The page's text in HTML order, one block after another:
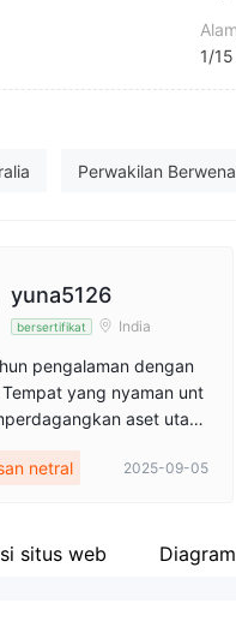
1/
Perwakilan
yuna5126
bersertifikat India
pengalaman dengan
yang nyaman unt
aset utam
semuanya berjalan
biasa, tetapi saya tahu a
netral 2025-09-05
situs web